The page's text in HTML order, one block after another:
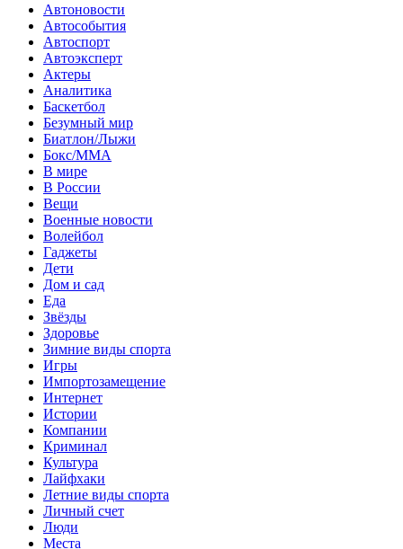
Автоновости
Автособытия
Автоспорт
Автоэксперт
Актеры
Аналитика
Баскетбол
Безумный мир
Биатлон/Лыжи
Бокс/MMA
В мире
В России
Вещи
Военные новости
Волейбол
Гаджеты
Дети
Дом и сад
Еда
Звёзды
Здоровье
Зимние виды спорта
Игры
Импортозамещение
Интернет
Истории
Компании
Криминал
Культура
Лайфхаки
Летние виды спорта
Личный счет
Люди
Места